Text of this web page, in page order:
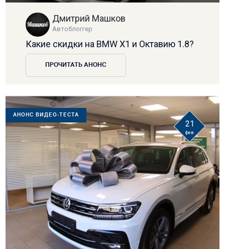
Дмитрий Машков
Автоблоггер
Какие скидки на BMW X1 и Октавию 1.8?
ПРОЧИТАТЬ АНОНС
АНОНС ВИДЕО-ТЕСТА
21
фев